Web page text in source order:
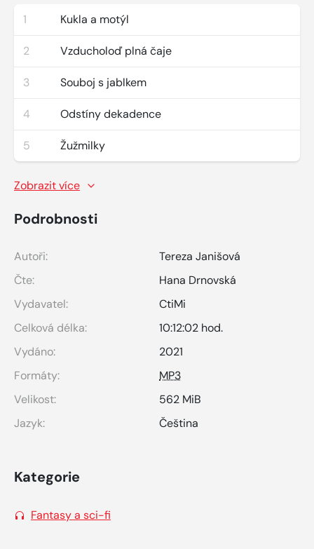
1 Kukla a motýl
2 Vzducholoď plná čaje
3 Souboj s jablkem
4 Odstíny dekadence
5 Žužmilky
Zobrazit více
Podrobnosti
Autoři:
Tereza Janišová
Čte:
Hana Drnovská
Vydavatel:
CtiMi
Celková délka:
10:12:02 hod.
Vydáno:
2021
Formáty:
MP3
Velikost:
562 MiB
Jazyk:
Čeština
Kategorie
Fantasy a sci-fi